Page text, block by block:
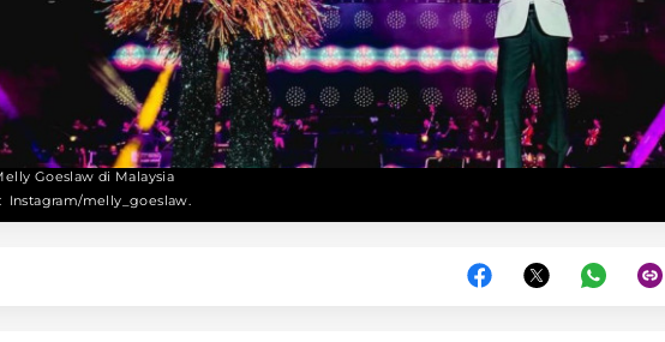
Goeslaw di Malaysia
Instagram/melly_goeslaw.